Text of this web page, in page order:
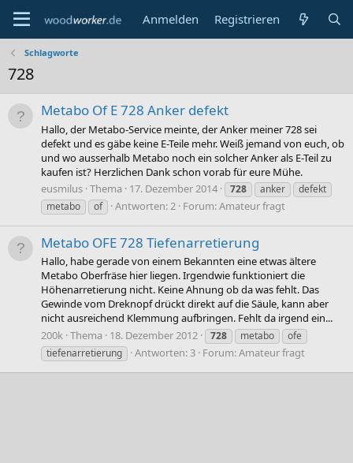
Anmelden Registrieren
Schlagworte
728
Metabo Of E 728 Anker defekt
Hallo, der Metabo-Service meinte, der Anker meiner 728 sei
defekt und es gäbe keine E-Teile mehr. Weiß jemand von euch, ob
und wo ausserhalb Metabo noch ein solcher Anker als E-Teil zu
kaufen ist? Herzlichen Dank schon vorab für eure Mühe.
eusmilus Thema 17. Dezember 2014 728 anker
defekt
metabo
of Antworten: 2 Forum:Amateur fragt
Metabo OFE 728 Tiefenarretierung
Hallo, habe gerade von einem Bekannten eine etwas ältere
Metabo Oberfräse hier liegen. Irgendwie funktioniert die
Höhenarretierung nicht. Keine Ahnung ob da was fehlt. Das
Gewinde vom Dreknopf drückt direkt auf die Säule, kann aber
nicht ausreichend Klemmung aufbringen. Fehlt da irgend ein...
200k Thema 18. Dezember 2012 728 metabo
ofe
tiefenarretierung
Antworten: 3 Forum:Amateur fragt